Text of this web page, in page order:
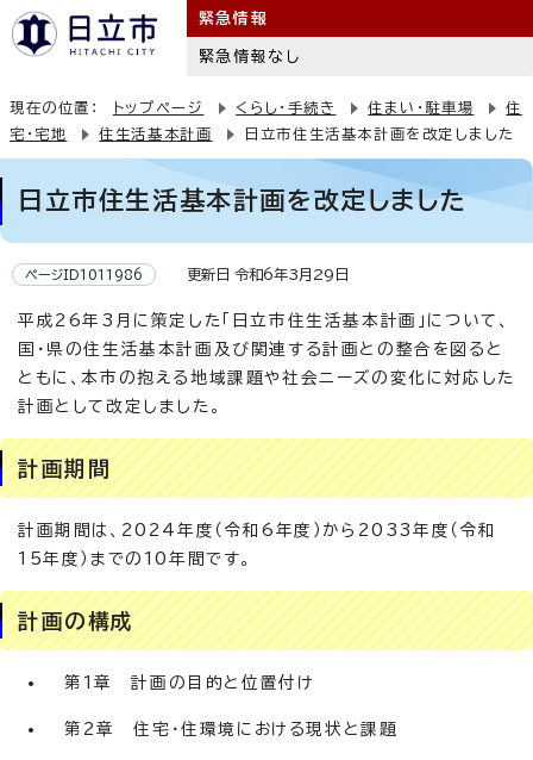
緊急情報
緊急情報なし
現在の位置： トップページ くらし・手続き 住まい・駐車場
住
宅・宅地
住生活基本計画 日立市住生活基本計画を改定しました
日立市住生活基本計画を改定しました
ページID1011986 更新日 令和6年3月29日
平成26年3月に策定した「日立市住生活基本計画」について、
国・県の住生活基本計画及び関連する計画との整合を図ると
ともに、本市の抱える地域課題や社会ニーズの変化に対応した
計画として改定しました。
計画期間
計画期間は、2024年度（令和6年度）から2033年度（令和
15年度）までの10年間です。
計画の構成
第1章 計画の目的と位置付け
第2章 住宅・住環境における現状と課題